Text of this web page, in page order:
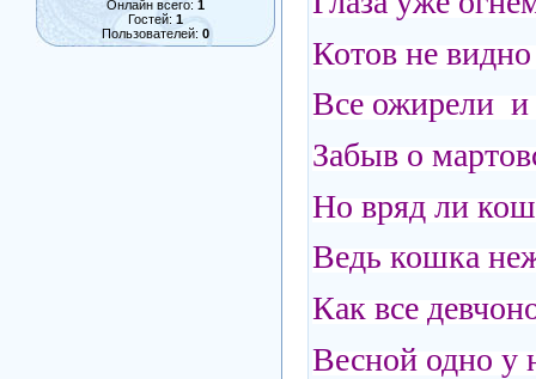
Онлайн всего: 1
Гостей: 1
Пользователей: 0
Котов не
Все ожирели и
Забыв о
Но вряд ли
Ведь кошка
Как все
Весной одно у